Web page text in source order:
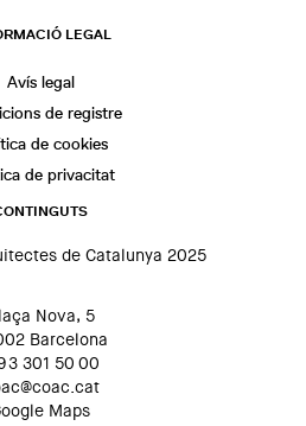
LEGAL
Avís legal
de registre
de cookies
de privacitat
de Catalunya 2025
Nova, 5
Barcelona
301 50 00
Maps